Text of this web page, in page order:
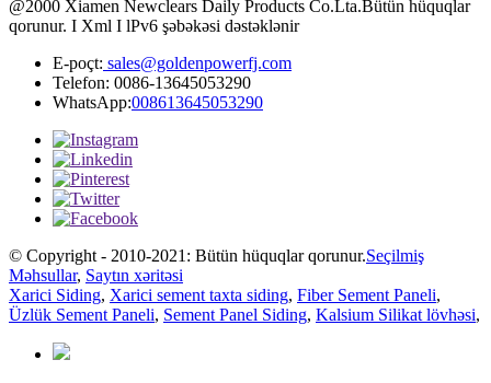
@2000 Xiamen Newclears Daily Products Co.Lta.Bütün hüquqlar
qorunur. I Xml I lPv6 şəbəkəsi dəstəklənir
E-poçt: sales@goldenpowerfj.com
Telefon: 0086-13645053290
WhatsApp:008613645053290
© Copyright - 2010-2021: Bütün hüquqlar qorunur.Seçilmiş
Məhsullar, Saytın xəritəsi
Xarici Siding, Xarici sement taxta siding, Fiber Sement Paneli,
Üzlük Sement Paneli, Sement Panel Siding, Kalsium Silikat lövhəsi,